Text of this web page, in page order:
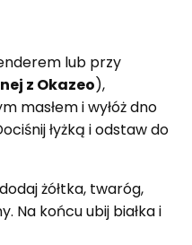
lub przy
z Okazeo),
masłem i wyłóż dno
łyżką i odstaw do
żółtka, twaróg,
Na końcu ubij białka i